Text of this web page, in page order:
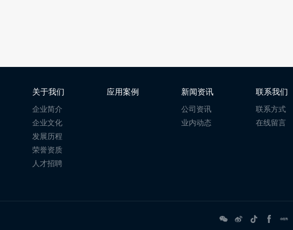
关于我们
企业简介
企业文化
发展历程
荣誉资质
人才招聘
应用案例 新闻资讯
公司资讯
业内动态
联系我们
联系方式
在线留言